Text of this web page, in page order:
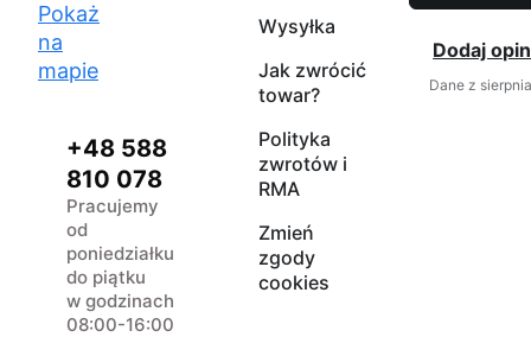
Pokaż
na
mapie
+48 588
810 078
Pracujemy
od
poniedziałku
do piątku
w godzinach
08:00-16:00
Wysyłka
Jak zwrócić
towar?
Polityka
zwrotów i
RMA
Zmień
zgody
cookies
Dodaj
Dane z